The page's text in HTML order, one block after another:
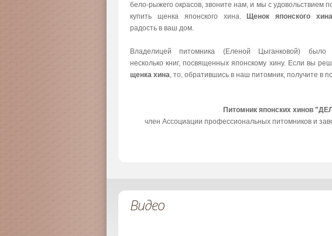
бело-рыжего окрасов, звоните нам, и мы с удовольствием
купить щенка японского хина.
Щенок японского хина
радость в ваш дом.
Владелицей питомника (Еленой Цыганковой) было
несколько книг, посвященных японскому хину. Если вы
щенка хина, то, обратившись в наш питомник, получите в
Питомник японских хинов
член Ассоциации профессиональных питомников и
Видео